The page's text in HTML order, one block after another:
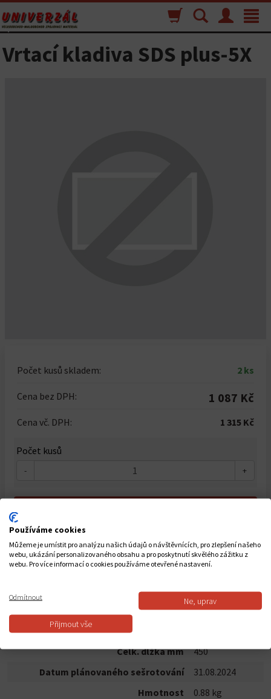
Toggle
Menu
Vyhľadávanie
Nákupný
košík
Vrtací kladiva SDS plus-5X
Počet kusů skladem: 2 ks
Cena bez DPH: 1 087 Kč
Cena vč. DPH: 1 315 Kč
Počet kusů
- +
Vrtáky s příklepem SDS plus-5X ; balení po 1 ks
Celk. dĺžka mm
450
Datum plánovaného sešrotování
31.08.2024
Hmotnost
0.88 kg
Používáme cookies
Můžeme je umístit pro analýzu našich údajů o návštěvnících, pro zlepšení našeho
webu, ukázání personalizovaného obsahu a pro poskytnutí skvělého zážitku z
webu. Pro více informací o cookies používáme otevřené nastavení.
Odmítnout Ne, uprav
Přijmout vše